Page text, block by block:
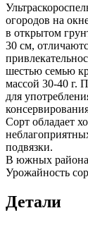
огородов на
в открытом
30 см,
шестью семью
массой 30-40 г.
для
Сорт обладает
подвязки.
В южных
Урожайность
Детали